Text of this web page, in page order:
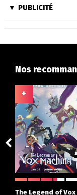
PUBLICITÉ
Nos
+
The Legend of Vox